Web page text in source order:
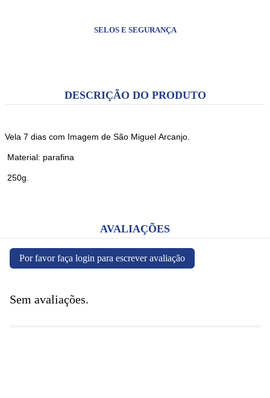
SELOS E SEGURANÇA
DESCRIÇÃO DO PRODUTO
Vela 7 dias com Imagem de São Miguel Arcanjo.
Material: parafina
250g.
AVALIAÇÕES
Por favor faça login para escrever avaliação
Sem avaliações.